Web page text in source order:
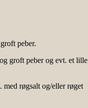
peber.
groft peber og evt. et lille
røgsalt og/eller røget